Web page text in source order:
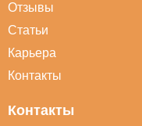
Отзывы
Статьи
Карьера
Контакты
Контакты